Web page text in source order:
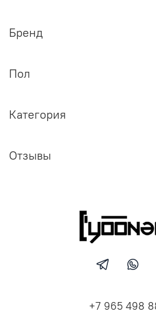
Бренд
Пол
Категория
Отзывы
+7 965 498